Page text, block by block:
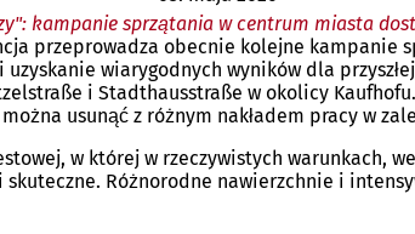
kampanie sprzątania w centrum miasta
przeprowadza obecnie kolejne
wiarygodnych wyników dla
i Stadthausstraße w okolicy
usunąć z różnym nakładem pracy w
w której w rzeczywistych warunkach,
Różnorodne nawierzchnie i